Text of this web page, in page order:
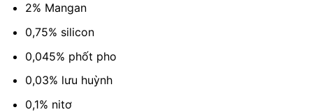
2% Mangan
0,75% silicon
0,045% phốt pho
0,03% lưu huỳnh
0,1% nitơ